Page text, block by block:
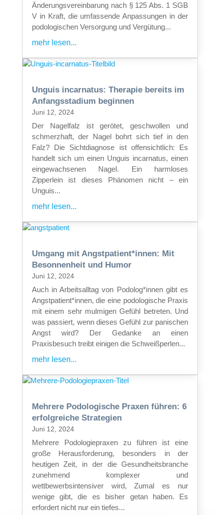
Änderungsvereinbarung nach § 125 Abs. 1 SGB
V in Kraft, die umfassende Anpassungen in der
podologischen Versorgung und Vergütung...
mehr lesen...
Unguis incarnatus: Therapie bereits im
Anfangsstadium beginnen
Juni 12, 2024
Der Nagelfalz ist gerötet, geschwollen und
schmerzhaft, der Nagel bohrt sich tief in den
Falz? Die Sichtdiagnose ist offensichtlich: Es
handelt sich um einen Unguis incarnatus, einen
eingewachsenen Nagel. Ein harmloses
Zipperlein ist dieses Phänomen nicht – ein
Unguis...
mehr lesen...
Umgang mit Angstpatient*innen: Mit
Besonnenheit und Humor
Juni 12, 2024
Auch in Arbeitsalltag von Podolog*innen gibt es
Angstpatient*innen, die eine podologische Praxis
mit einem sehr mulmigen Gefühl betreten. Und
was passiert, wenn dieses Gefühl zur panischen
Angst wird? Der Gedanke an einen
Praxisbesuch treibt einigen die Schweißperlen...
mehr lesen...
Mehrere Podologische Praxen führen: 6
erfolgreiche Strategien
Juni 12, 2024
Mehrere Podologiepraxen zu führen ist eine
große Herausforderung, besonders in der
heutigen Zeit, in der die Gesundheitsbranche
zunehmend komplexer und
wettbewerbsintensiver wird, Zumal es nur
wenige gibt, die es bisher getan haben. Es
erfordert nicht nur ein tiefes...